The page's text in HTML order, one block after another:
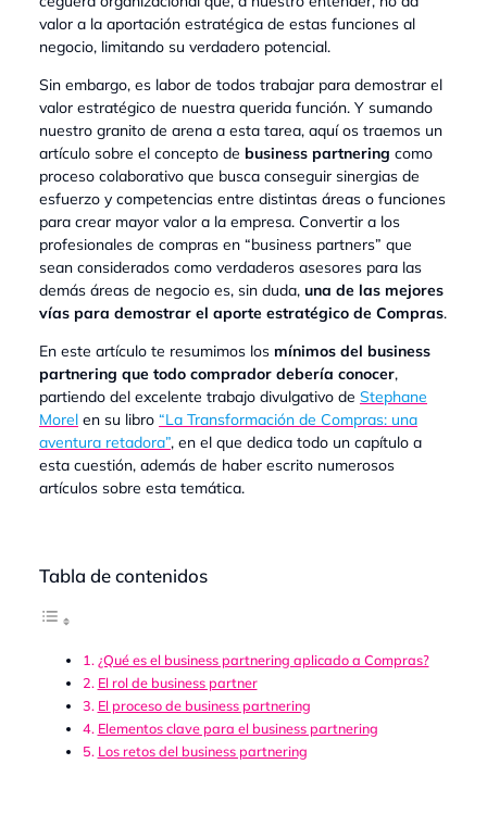
valor a la aportación estratégica de estas funciones al
negocio, limitando su verdadero potencial.
Sin embargo, es labor de todos trabajar para demostrar el
valor estratégico de nuestra querida función. Y sumando
nuestro granito de arena a esta tarea, aquí os traemos un
artículo sobre el concepto de business partnering como
proceso colaborativo que busca conseguir sinergias de
esfuerzo y competencias entre distintas áreas o funciones
para crear mayor valor a la empresa. Convertir a los
profesionales de compras en “business partners” que
sean considerados como verdaderos asesores para las
demás áreas de negocio es, sin duda, una de las mejores
vías para demostrar el aporte estratégico de Compras.
En este artículo te resumimos los mínimos del business
partnering que todo comprador debería conocer,
partiendo del excelente trabajo divulgativo de Stephane
Morel en su libro “La Transformación de Compras: una
aventura retadora”, en el que dedica todo un capítulo a
esta cuestión, además de haber escrito numerosos
artículos sobre esta temática.
Tabla de contenidos
¿Qué es el business partnering aplicado a Compras?
El rol de business partner
El proceso de business partnering
Elementos clave para el business partnering
Los retos del business partnering